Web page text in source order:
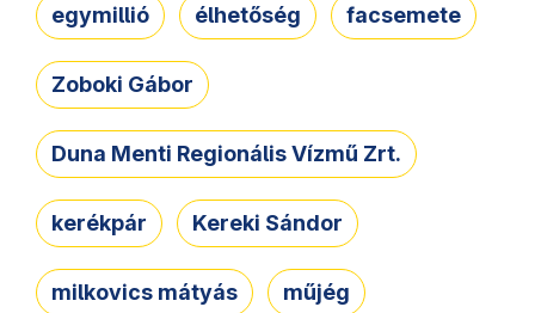
egymillió élhetőség facsemete
Zoboki Gábor
Duna Menti Regionális Vízmű Zrt.
kerékpár Kereki Sándor
milkovics mátyás műjég